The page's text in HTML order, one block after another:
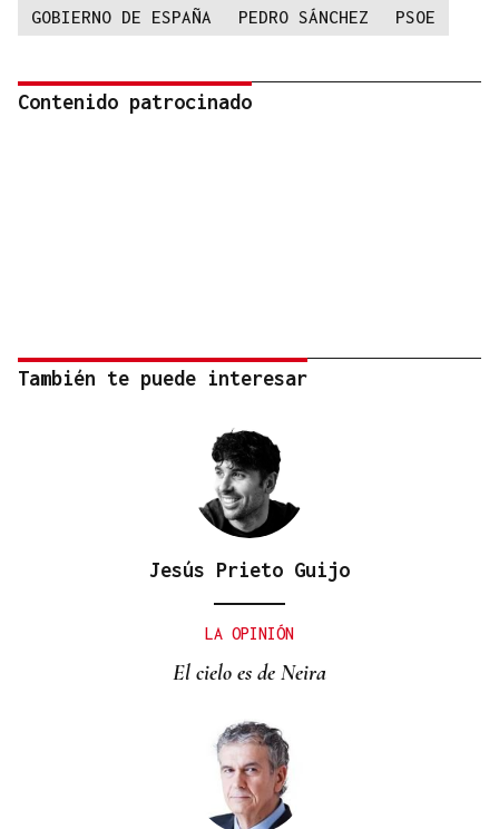
GOBIERNO DE ESPAÑA PEDRO SÁNCHEZ PSOE
Contenido patrocinado
También te puede interesar
Jesús Prieto Guijo
LA OPINIÓN
El cielo es de Neira